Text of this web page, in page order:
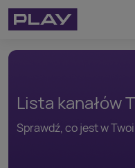
Lista kanałów
Sprawdź, co jest w